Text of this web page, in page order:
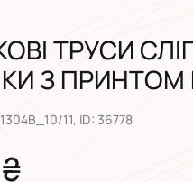
ТРУСИ
З ПРИНТОМ
11, ID: 36778